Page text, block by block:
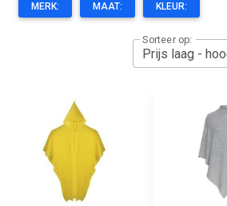
MERK: MAAT: KLEUR:
Sorteer op: